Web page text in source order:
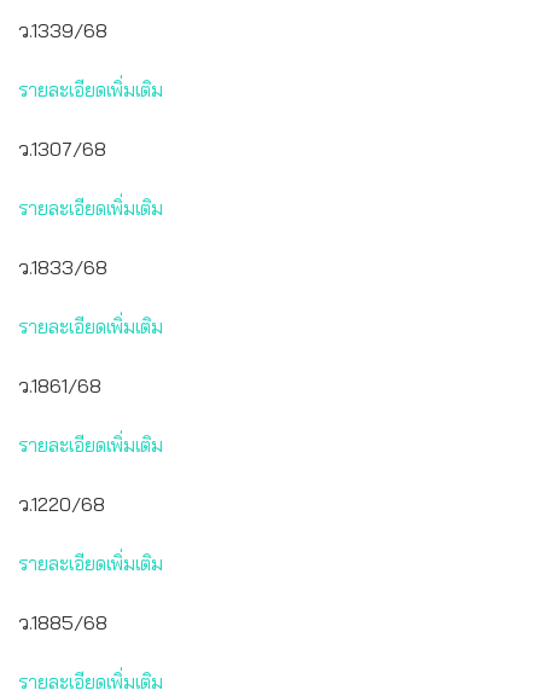
ว.1339/68
รายละเอียดเพิ่มเติม
ว.1307/68
รายละเอียดเพิ่มเติม
ว.1833/68
รายละเอียดเพิ่มเติม
ว.1861/68
รายละเอียดเพิ่มเติม
ว.1220/68
รายละเอียดเพิ่มเติม
ว.1885/68
รายละเอียดเพิ่มเติม